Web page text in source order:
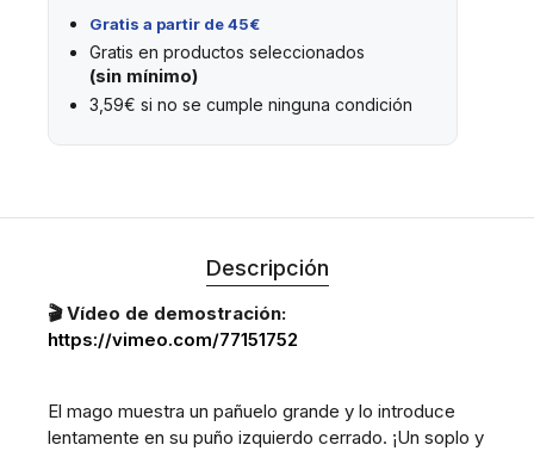
Gratis a partir de 45€
Gratis en productos seleccionados
(sin mínimo)
3,59€ si no se cumple ninguna condición
Descripción
🎬 Vídeo de demostración:
https://vimeo.com/77151752
El mago muestra un pañuelo grande y lo introduce
lentamente en su puño izquierdo cerrado. ¡Un soplo y